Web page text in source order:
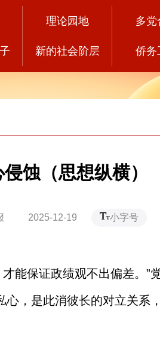
理论园地
新的社会阶层
多党
侨务
蚀（思想纵横）
报 2025-12-19 小字号
能保证政绩观不出偏差。”
，是此消彼长的对立关系